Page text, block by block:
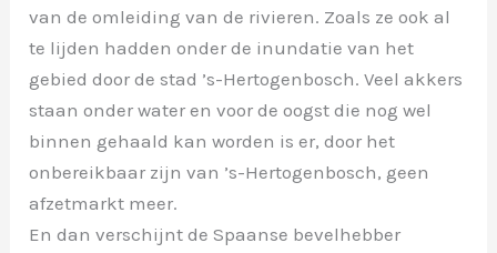
van de omleiding van de rivieren. Zoals ze ook al
te lijden hadden onder de inundatie van het
gebied door de stad ’s-Hertogenbosch. Veel akkers
staan onder water en voor de oogst die nog wel
binnen gehaald kan worden is er, door het
onbereikbaar zijn van ’s-Hertogenbosch, geen
afzetmarkt meer.
En dan verschijnt de Spaanse bevelhebber